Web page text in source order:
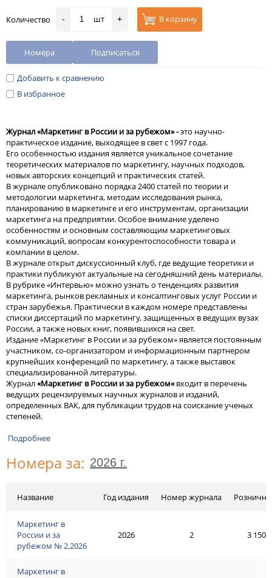
Количество - шт + В корзину
Номера Подписаться
Добавить к сравнению
В избранное
Журнал «Маркетинг в России и за рубежом» -это научно-
практическое издание, выходящее в свет с 1997 года.
Его особенностью издания является уникальное сочетание
теоретических материалов по маркетингу, научных подходов,
новых авторских концепций и практических статей.
В журнале опубликовано порядка 2400 статей по теории и
методологии маркетинга, методам исследования рынка,
планированию в маркетинге и его инструментам, организации
маркетинга на предприятии. Особое внимание уделено
особенностям и основным составляющим маркетинговых
коммуникаций, вопросам конкурентоспособности товара и
компании в целом.
В журнале открыт дискуссионный клуб, где ведущие теоретики и
практики публикуют актуальные на сегодняшний день материалы.
В рубрике «Интервью» можно узнать о тенденциях развития
маркетинга, рынков рекламных и консалтинговых услуг России и
стран зарубежья. Практически в каждом номере представлены
списки диссертаций по маркетингу, защищенных в ведущих вузах
России, а также новых книг, появившихся на свет.
Издание «Маркетинг в России и за рубежом» является постоянным
участником, со-организатором и информационным партнером
крупнейших конференций по маркетингу, а также выставок
специализированной литературы.
Журнал«Маркетинг в России и за рубежом«входит в перечень
ведущих рецензируемых научных журналов и изданий,
определенных ВАК, для публикации трудов на соискание ученых
степеней.
Подробнее
Номера за:
Название
Маркетинг в
России и за
рубежом № 2,2026
Маркетинг в
Год издания Номер журнала
2026 2 3 150